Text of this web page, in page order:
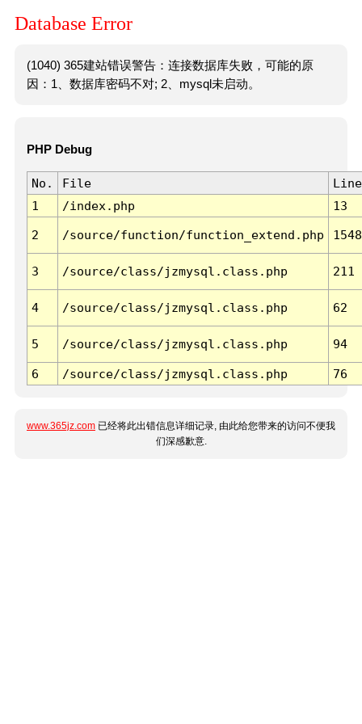
Database Error
(1040) 365建站错误警告：连接数据库失败，可能的原
因：1、数据库密码不对; 2、mysql未启动。
PHP Debug
No. File
Line
1
/index.php 13
2 /source/function/function_extend.php 1548
3 /source/class/jzmysql.class.php 211
4 /source/class/jzmysql.class.php 62
5 /source/class/jzmysql.class.php 94
6 /source/class/jzmysql.class.php 76
www.365jz.com 已经将此出错信息详细记录, 由此给您带来的访问不便我
们深感歉意.